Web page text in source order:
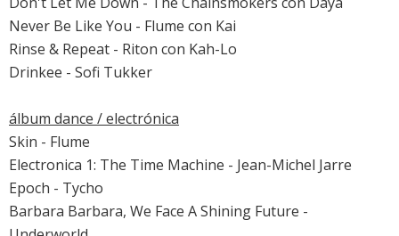
Never Be Like You - Flume con Kai
Rinse & Repeat - Riton con Kah-Lo
Drinkee - Sofi Tukker
álbum dance / electrónica
Skin - Flume
Electronica 1: The Time Machine - Jean-Michel Jarre
Epoch - Tycho
Barbara Barbara, We Face A Shining Future -